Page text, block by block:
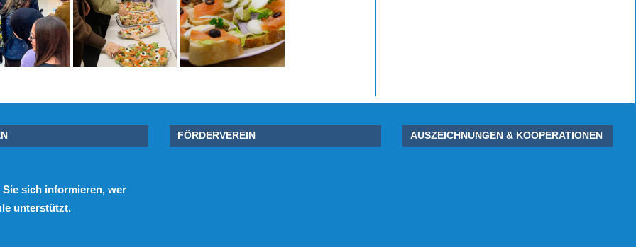
Sie sich informieren, wer
unterstützt.
FÖRDERVEREIN AUSZEICHNUNGEN & KOOPERATIONEN